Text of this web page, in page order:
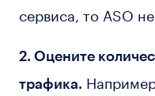
сервиса, то ASO
2. Оцените
трафика.